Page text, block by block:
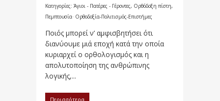
Κατηγορίες: Άγιοι - Πατέρες - Γέροντες, Ορθόδοξη πίστη,
Πεμπτουσία· Ορθοδοξία-Πολιτισμός-Επιστήμες
Ποιός μπορεί ν’ αμφισβητήσει ότι
διανύουμε μιά εποχή κατά την οποία
κυριαρχεί ο ορθολογισμός και η
απολυτοποίηση της ανθρώπινης
λογικής,...
Περισσότερα